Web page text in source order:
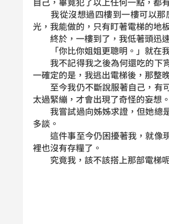
我從沒想過四樓到一樓可以那
光，我能做的，只有盯著電梯的地
終於，一樓到了，我低著頭迅速
「你比你姐姐更聰明。」就在我
我不記得我之後為何還吃的下
一確定的是，我逃出電梯後，那整
至今我仍不斷說服著自己，有可
太過緊繃，才會出現了奇怪的妄想。
我嘗試過向姊姊求證，但她總
多談。
這件事至今仍困擾著我，就像
裡也沒有存糧了。
究竟我，該不該搭上那部電梯